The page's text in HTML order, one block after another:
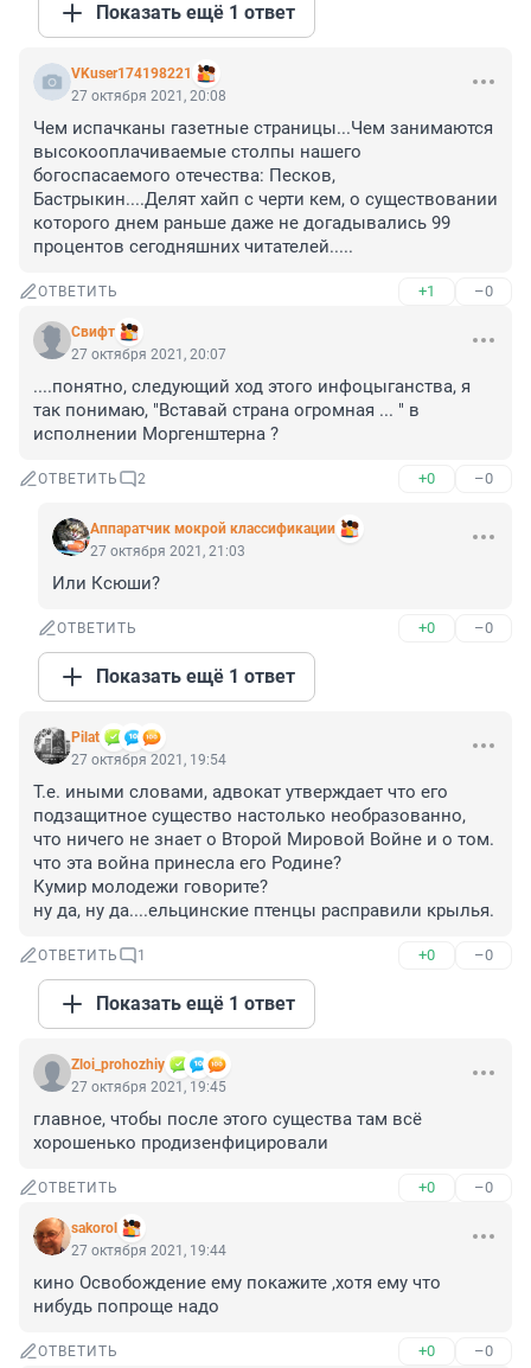
Показать ещё 1 ответ
VKuser174198221
27 октября 2021, 20:08
Чем испачканы газетные страницы...Чем занимаются
высокооплачиваемые столпы нашего
богоспасаемого отечества: Песков,
Бастрыкин....Делят хайп с черти кем, о существовании
которого днем раньше даже не догадывались 99
процентов сегодняшних читателей.....
ОТВЕТИТЬ +1 –0
Cвифт
27 октября 2021, 20:07
....понятно, следующий ход этого инфоцыганства, я
так понимаю, "Вставай страна огромная ... " в
исполнении Моргенштерна ?
ОТВЕТИТЬ 2 +0 –0
Аппаратчик мокрой классификации
27 октября 2021, 21:03
Или Ксюши?
ОТВЕТИТЬ +0 –0
Показать ещё 1 ответ
Pilat
27 октября 2021, 19:54
Т.е. иными словами, адвокат утверждает что его
подзащитное существо настолько необразованно,
что ничего не знает о Второй Мировой Войне и о том.
что эта война принесла его Родине?
Кумир молодежи говорите?
ну да, ну да....ельцинские птенцы расправили крылья.
ОТВЕТИТЬ 1 +0 –0
Показать ещё 1 ответ
Zloi_prohozhiy
27 октября 2021, 19:45
главное, чтобы после этого существа там всё
хорошенько продизенфицировали
ОТВЕТИТЬ +0 –0
sakorol
27 октября 2021, 19:44
кино Освобождение ему покажите ,хотя ему что
нибудь попроще надо
ОТВЕТИТЬ +0 –0